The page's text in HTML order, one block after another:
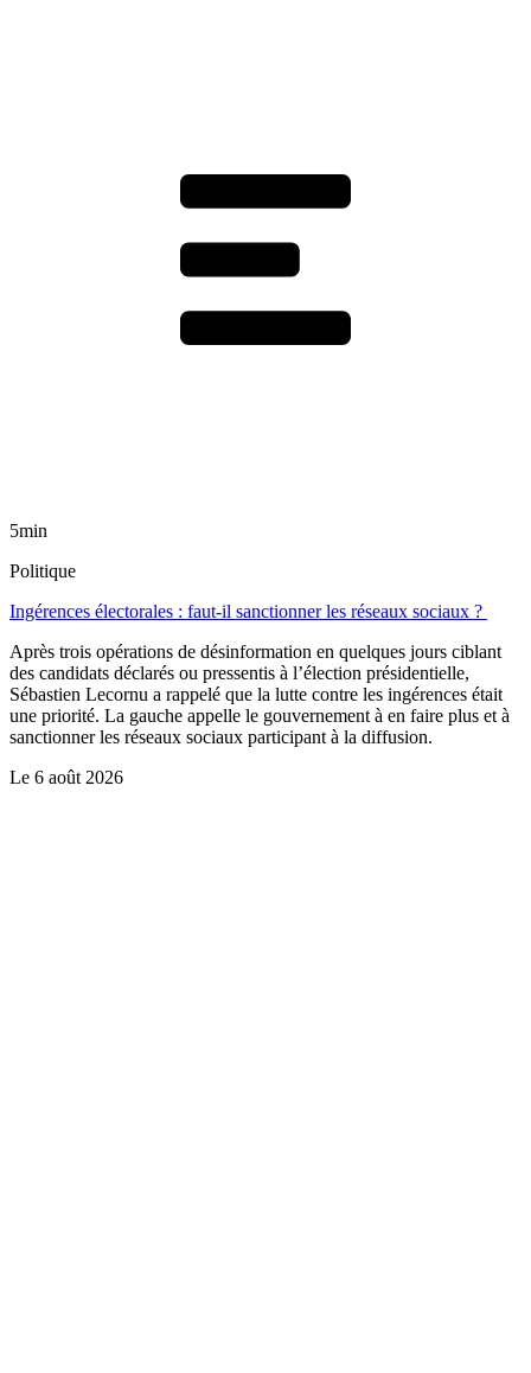
5min
Politique
Ingérences électorales : faut-il sanctionner les réseaux sociaux ?
Après trois opérations de désinformation en quelques jours ciblant
des candidats déclarés ou pressentis à l’élection présidentielle,
Sébastien Lecornu a rappelé que la lutte contre les ingérences était
une priorité. La gauche appelle le gouvernement à en faire plus et à
sanctionner les réseaux sociaux participant à la diffusion.
Le 6 août 2026